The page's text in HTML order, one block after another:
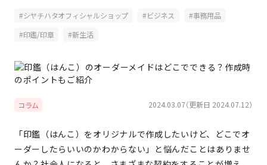
シヤチハタオフィシャルショップ ビジネス
事務用品
印鑑/印章
新生活
コラム 2024.03.07（更新日 2024.07.12）
「印鑑（はんこ）をオリジナルで作成したいけど、どこでオ
ーダーしたらいいのかわからない」と悩んだことはありませ